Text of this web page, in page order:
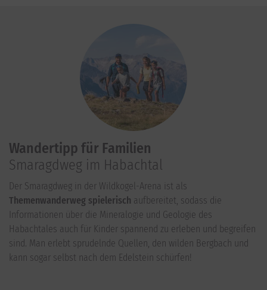
Wandertipp für Familien
Smaragdweg im Habachtal
Der Smaragdweg in der Wildkogel-Arena ist als
Themenwanderweg spielerisch aufbereitet, sodass die
Informationen über die Mineralogie und Geologie des
Habachtales auch für Kinder spannend zu erleben und begreifen
sind. Man erlebt sprudelnde Quellen, den wilden Bergbach und
kann sogar selbst nach dem Edelstein schürfen!